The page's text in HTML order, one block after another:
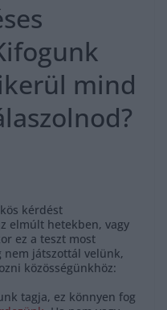
mind
kérdést
elmúlt hetekben, vagy
ez a teszt most
nem játszottál velünk,
közösségünkhöz:
tagja, ez könnyen fog